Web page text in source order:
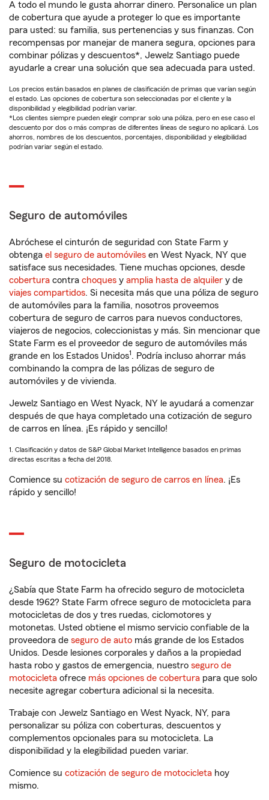
A todo el mundo le gusta ahorrar dinero. Personalice un plan
de cobertura que ayude a proteger lo que es importante
para usted: su familia, sus pertenencias y sus finanzas. Con
recompensas por manejar de manera segura, opciones para
combinar pólizas y descuentos*, Jewelz Santiago puede
ayudarle a crear una solución que sea adecuada para usted.
Los precios están basados en planes de clasificación de primas que varían según
el estado. Las opciones de cobertura son seleccionadas por el cliente y la
disponibilidad y elegibilidad podrían variar.
*Los clientes siempre pueden elegir comprar solo una póliza, pero en ese caso el
descuento por dos o más compras de diferentes líneas de seguro no aplicará. Los
ahorros, nombres de los descuentos, porcentajes, disponibilidad y elegibilidad
podrían variar según el estado.
Seguro de automóviles
Abróchese el cinturón de seguridad con State Farm y
obtenga el seguro de automóviles en West Nyack, NY que
satisface sus necesidades. Tiene muchas opciones, desde
cobertura contra choques y amplia hasta de alquiler y de
viajes compartidos. Si necesita más que una póliza de seguro
de automóviles para la familia, nosotros proveemos
cobertura de seguro de carros para nuevos conductores,
viajeros de negocios, coleccionistas y más. Sin mencionar que
State Farm es el proveedor de seguro de automóviles más
grande en los Estados Unidos1. Podría incluso ahorrar más
combinando la compra de las pólizas de seguro de
automóviles y de vivienda.
Jewelz Santiago en West Nyack, NY le ayudará a comenzar
después de que haya completado una cotización de seguro
de carros en línea. ¡Es rápido y sencillo!
1. Clasificación y datos de S&P Global Market Intelligence basados en primas
directas escritas a fecha del 2018.
Comience su cotización de seguro de carros en línea. ¡Es
rápido y sencillo!
Seguro de motocicleta
¿Sabía que State Farm ha ofrecido seguro de motocicleta
desde 1962? State Farm ofrece seguro de motocicleta para
motocicletas de dos y tres ruedas, ciclomotores y
motonetas. Usted obtiene el mismo servicio confiable de la
proveedora de seguro de auto más grande de los Estados
Unidos. Desde lesiones corporales y daños a la propiedad
hasta robo y gastos de emergencia, nuestro seguro de
motocicleta ofrece más opciones de cobertura para que solo
necesite agregar cobertura adicional si la necesita.
Trabaje con Jewelz Santiago en West Nyack, NY, para
personalizar su póliza con coberturas, descuentos y
complementos opcionales para su motocicleta. La
disponibilidad y la elegibilidad pueden variar.
Comience su cotización de seguro de motocicleta hoy
mismo.